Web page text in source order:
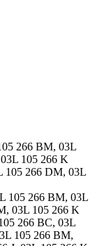
266 BM, 03L
105 266 K
105 266 DM, 03L
105 266 BM, 03L
03L 105 266 K
266 BC, 03L
105 266 BM,